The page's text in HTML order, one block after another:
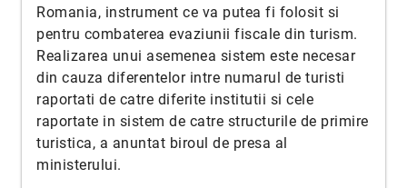
Romania, instrument ce va putea fi folosit si
pentru combaterea evaziunii fiscale din turism.
Realizarea unui asemenea sistem este necesar
din cauza diferentelor intre numarul de turisti
raportati de catre diferite institutii si cele
raportate in sistem de catre structurile de primire
turistica, a anuntat biroul de presa al
ministerului.